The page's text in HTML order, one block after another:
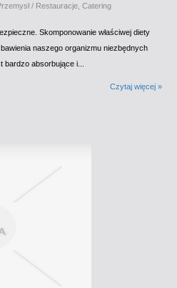
/ Restauracje, Catering
Skomponowanie właściwej diety
naszego organizmu niezbędnych
bardzo absorbujące i...
Czytaj więcej »